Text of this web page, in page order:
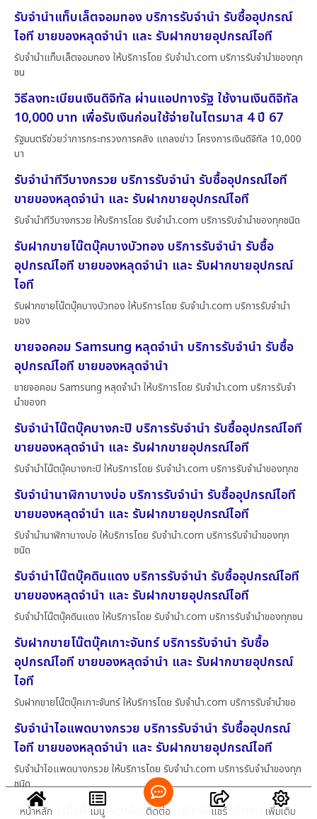
รับจำนำแท็บเล็ตจอมทอง บริการรับจำนำ รับซื้ออุปกรณ์
ไอที ขายของหลุดจำนำ และ รับฝากขายอุปกรณ์ไอที
รับจำนำแท็บเล็ตจอมทอง ให้บริการโดย รับจํานํา.com บริการรับจำนำของทุก
ชน
วิธีลงทะเบียนเงินดิจิทัล ผ่านแอปทางรัฐ ใช้งานเงินดิจิทัล
10,000 บาท เพื่อรับเงินก่อนใช้จ่ายในไตรมาส 4 ปี 67
รัฐมนตรีช่วยว่าการกระทรวงการคลัง แถลงข่าว โครงการเงินดิจิทัล 10,000
บา
รับจำนำทีวีบางกรวย บริการรับจำนำ รับซื้ออุปกรณ์ไอที
ขายของหลุดจำนำ และ รับฝากขายอุปกรณ์ไอที
รับจำนำทีวีบางกรวย ให้บริการโดย รับจํานํา.com บริการรับจำนำของทุกชนิด
รับฝากขายโน๊ตบุ๊คบางบัวทอง บริการรับจำนำ รับซื้อ
อุปกรณ์ไอที ขายของหลุดจำนำ และ รับฝากขายอุปกรณ์
ไอที
รับฝากขายโน๊ตบุ๊คบางบัวทอง ให้บริการโดย รับจํานํา.com บริการรับจำนำ
ของ
ขายจอคอม Samsung หลุดจำนำ บริการรับจำนำ รับซื้อ
อุปกรณ์ไอที ขายของหลุดจำนำ
ขายจอคอม Samsung หลุดจำนำ ให้บริการโดย รับจํานํา.com บริการรับจำ
นำของท
รับจำนำโน๊ตบุ๊คบางกะปิ บริการรับจำนำ รับซื้ออุปกรณ์ไอที
ขายของหลุดจำนำ และ รับฝากขายอุปกรณ์ไอที
รับจำนำโน๊ตบุ๊คบางกะปิ ให้บริการโดย รับจํานํา.com บริการรับจำนำของทุกช
รับจำนำนาฬิกาบางบ่อ บริการรับจำนำ รับซื้ออุปกรณ์ไอที
ขายของหลุดจำนำ และ รับฝากขายอุปกรณ์ไอที
รับจำนำนาฬิกาบางบ่อ ให้บริการโดย รับจํานํา.com บริการรับจำนำของทุก
ชนิด
รับจำนำโน๊ตบุ๊คดินแดง บริการรับจำนำ รับซื้ออุปกรณ์ไอที
ขายของหลุดจำนำ และ รับฝากขายอุปกรณ์ไอที
รับจำนำโน๊ตบุ๊คดินแดง ให้บริการโดย รับจํานํา.com บริการรับจำนำของทุกชน
รับฝากขายโน๊ตบุ๊คเกาะจันทร์ บริการรับจำนำ รับซื้อ
อุปกรณ์ไอที ขายของหลุดจำนำ และ รับฝากขายอุปกรณ์
ไอที
รับฝากขายโน๊ตบุ๊คเกาะจันทร์ ให้บริการโดย รับจํานํา.com บริการรับจำนำขอ
รับจำนำไอแพดบางกรวย บริการรับจำนำ รับซื้ออุปกรณ์
ไอที ขายของหลุดจำนำ และ รับฝากขายอุปกรณ์ไอที
รับจำนำไอแพดบางกรวย ให้บริการโดย รับจํานํา.com บริการรับจำนำของทุก
ชนิด
รับซื้อกระเป๋ายิปแซง บริการรับจำนำ รับซื้ออุปกรณ์ไอที
หน้าหลัก เมนู ติดต่อ แชร์ เพิ่มเติม